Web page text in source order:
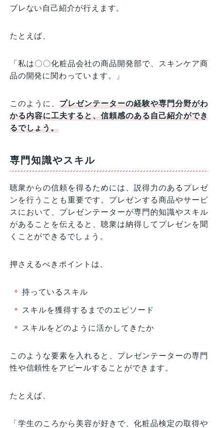
ブレない自己紹介が行えます。
たとえば、
「私は〇〇化粧品会社の商品開発部で、スキンケア商
品の開発に関わっています。」
このように、プレゼンテーターの経験や専門分野がわ
かる内容に工夫すると、信頼感のある自己紹介ができ
るでしょう。
専門知識やスキル
聴衆からの信頼を得るためには、説得力のあるプレゼ
ンを行うことも重要です。プレゼンする商品やサービ
スにおいて、プレゼンテーターが専門的知識やスキル
があることを伝えると、聴衆は納得してプレゼンを聞
くことができるでしょう。
押さえるべきポイントは、
持っているスキル
スキルを獲得するまでのエピソード
スキルをどのように活かしてきたか
このような要素を入れると、プレゼンテーターの専門
性や信頼性をアピールすることができます。
たとえば、
「学生のころから美容が好きで、化粧品検定の取得や